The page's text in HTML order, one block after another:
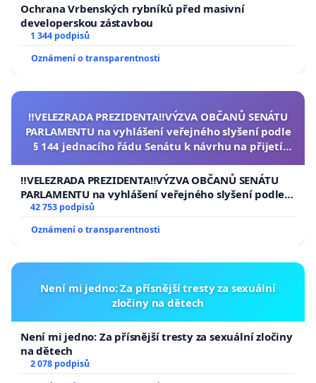
Ochrana Vrbenských rybníků před masivní
developerskou zástavbou
1 344 podpisů
Oznámení o transparentnosti
‼️VELEZRADA PREZIDENTA‼️VÝZVA OBČANŮ SENÁTU
PARLAMENTU na vyhlášení veřejného slyšení podle
§ 144 jednacího řádu Senátu k návrhu na přijetí
republiky
‼️VELEZRADA PREZIDENTA‼️VÝZVA OBČANŮ SENÁTU
PARLAMENTU na vyhlášení veřejného slyšení podle §
144 jednacího řádu Senátu k návrhu na přijetí
republiky
42 753 podpisů
Oznámení o transparentnosti
Není mi jedno: Za přísnější tresty za sexuální
zločiny na dětech
Není mi jedno: Za přísnější tresty za sexuální zločiny
na dětech
2 078 podpisů